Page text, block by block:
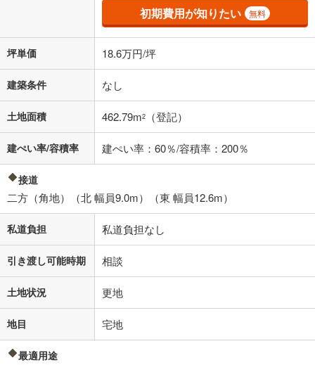
初期費用が知りたい 無料
坪単価 18.6万円/坪
建築条件 なし
土地面積 462.79m2 （登記）
建ぺい率/容積率 建ぺい率：60％/容積率：200％
接道
二方（角地）（北 幅員9.0m）（東 幅員12.6m）
私道負担 私道負担なし
引き渡し可能時期 相談
土地状況 更地
地目 宅地
最適用途